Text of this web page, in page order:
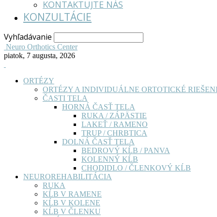
KONTAKTUJTE NÁS
KONZULTÁCIE
Vyhľadávanie
Neuro Orthotics Center
piatok, 7 augusta, 2026
ORTÉZY
ORTÉZY A INDIVIDUÁLNE ORTOTICKÉ
ČASTI TELA
HORNÁ ČASŤ TELA
RUKA / ZÁPÄSTIE
LAKEŤ / RAMENO
TRUP / CHRBTICA
DOLNÁ ČASŤ TELA
BEDROVÝ KĹB / PANVA
KOLENNÝ KĹB
CHODIDLO / ČLENKOVÝ KĹB
NEUROREHABILITÁCIA
RUKA
KĹB V RAMENE
KĹB V KOLENE
KĹB V ČLENKU